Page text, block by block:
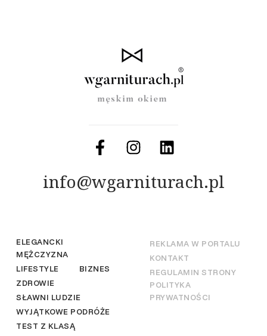
info@wgarniturach.pl
ELEGANCKI
MĘŻCZYZNA
LIFESTYLE
BIZNES
ZDROWIE
SŁAWNI LUDZIE
WYJĄTKOWE PODRÓŻE
TEST Z KLASĄ
REKLAMA W PORTALU
KONTAKT
REGULAMIN STRONY
POLITYKA
PRYWATNOŚCI